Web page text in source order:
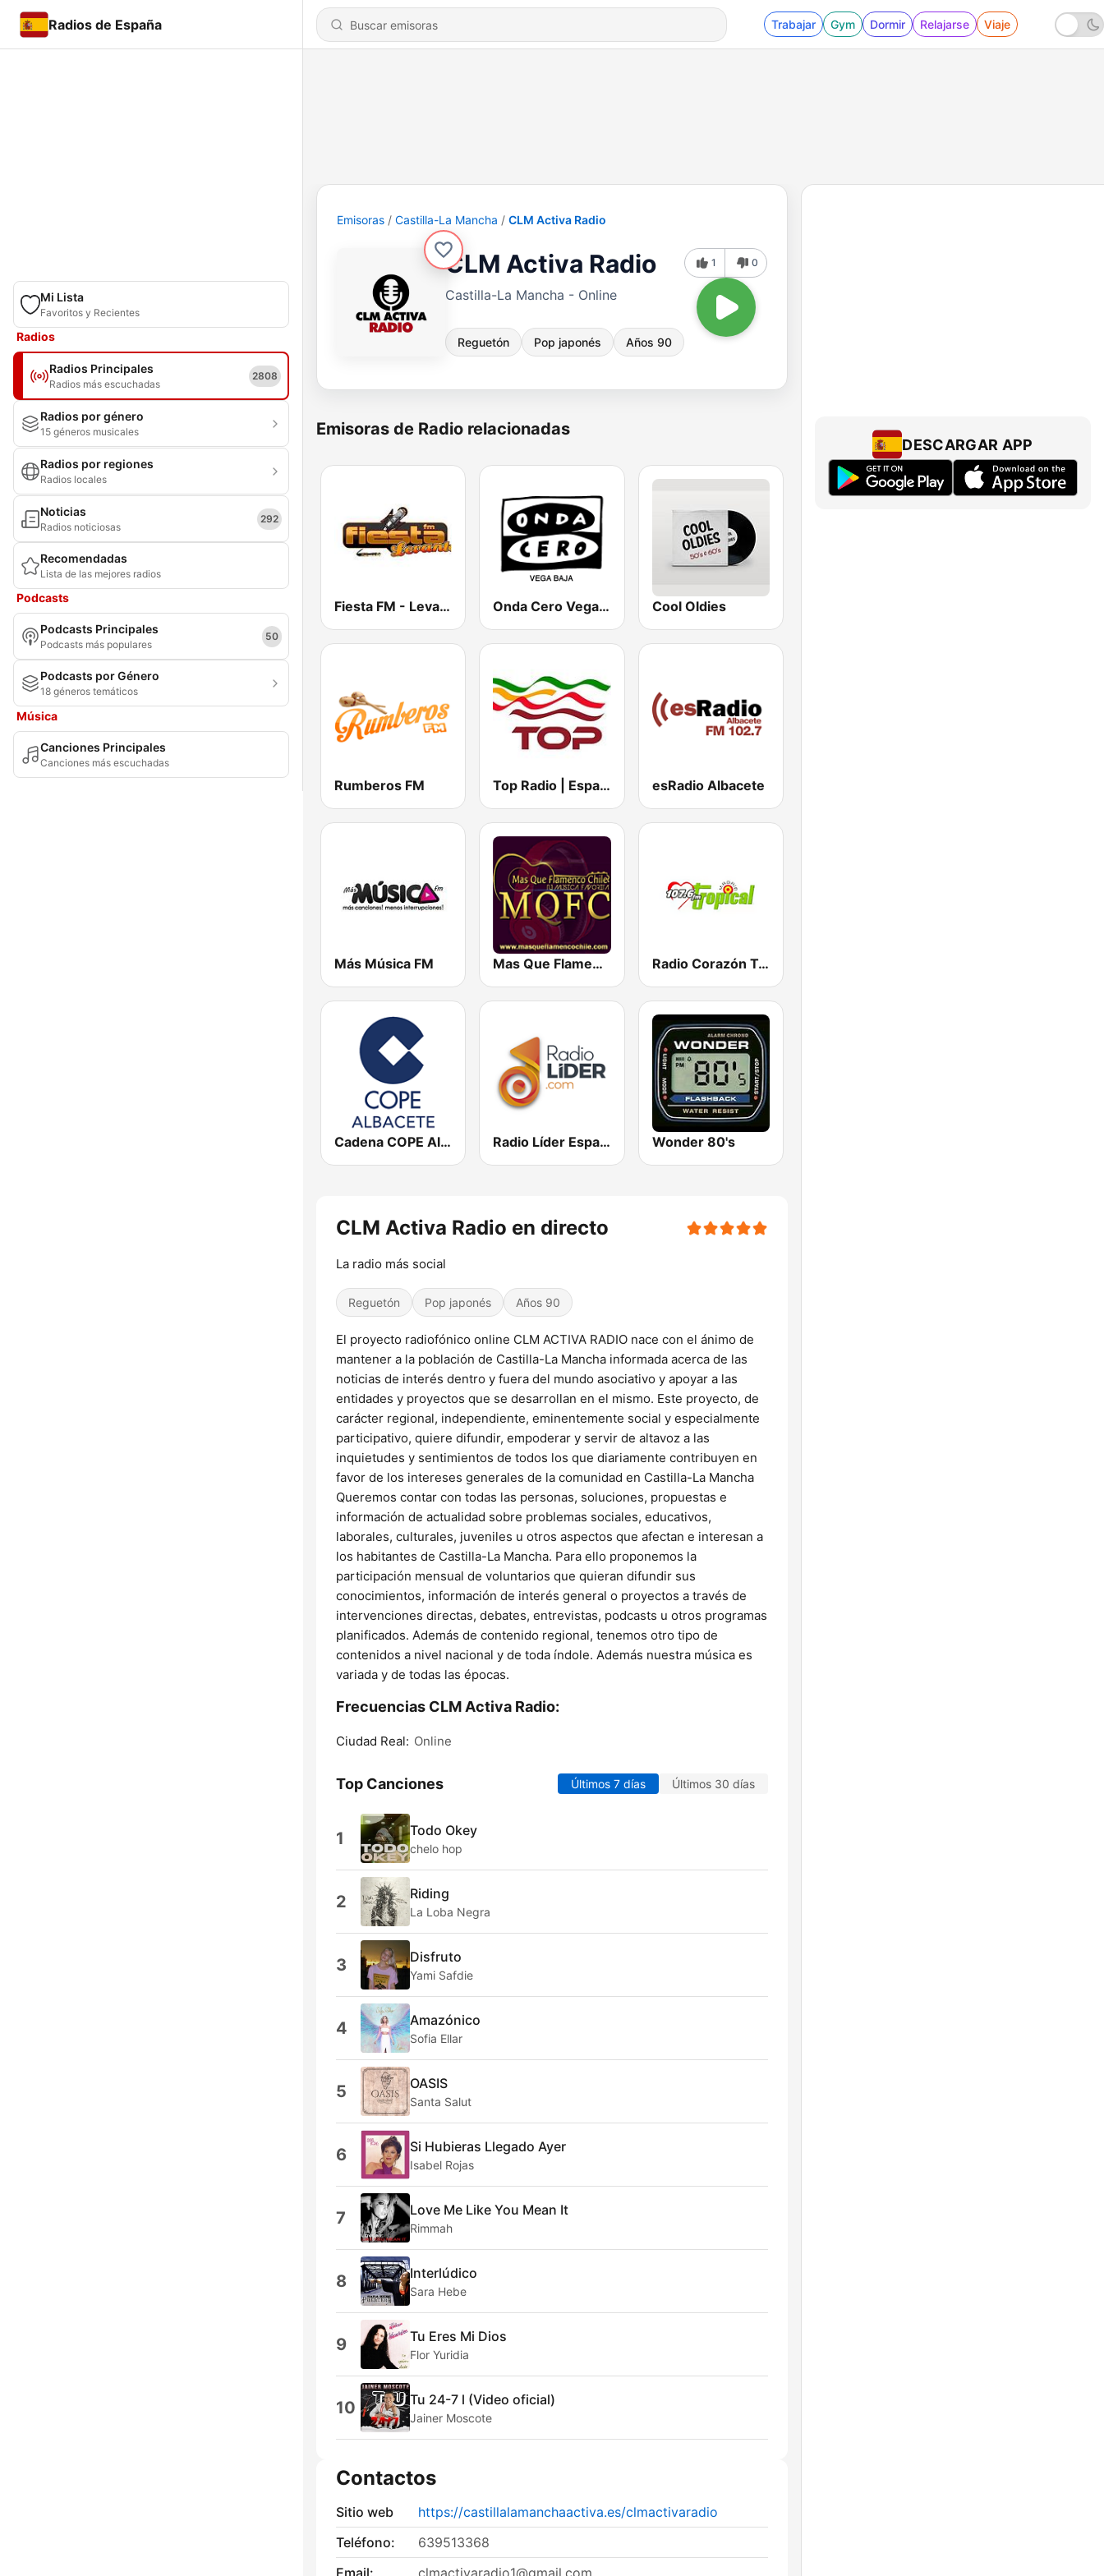
Radios de España Trabajar Gym Dormir Relajarse Viaje
Mi Lista
Favoritos y Recientes
Radios
Radios Principales
Radios más escuchadas
2808
Radios por género
15 géneros musicales
Radios por regiones
Radios locales
Noticias
Radios noticiosas
292
Recomendadas
Lista de las mejores radios
Podcasts
Podcasts Principales
Podcasts más populares
50
Podcasts por Género
18 géneros temáticos
Música
Canciones Principales
Canciones más escuchadas
Emisoras Castilla-La Mancha CLM Activa Radio
CLM Activa Radio
Castilla-La Mancha - Online
Reguetón Pop japonés Años 90
1 0
Emisoras de Radio relacionadas
Fiesta FM - Levante Onda Cero Vega Baja Cool Oldies
Rumberos FM Top Radio | España esRadio Albacete
Más Música FM Mas Que Flamenco Radio Corazón Tropical
Cadena COPE Albacete Radio Líder España Wonder 80's
CLM Activa Radio en directo
La radio más social
Reguetón Pop japonés Años 90
El proyecto radiofónico online CLM ACTIVA RADIO nace con el ánimo de
mantener a la población de Castilla-La Mancha informada acerca de las
noticias de interés dentro y fuera del mundo asociativo y apoyar a las
entidades y proyectos que se desarrollan en el mismo. Este proyecto, de
carácter regional, independiente, eminentemente social y especialmente
participativo, quiere difundir, empoderar y servir de altavoz a las
inquietudes y sentimientos de todos los que diariamente contribuyen en
favor de los intereses generales de la comunidad en Castilla-La Mancha
Queremos contar con todas las personas, soluciones, propuestas e
información de actualidad sobre problemas sociales, educativos,
laborales, culturales, juveniles u otros aspectos que afectan e interesan a
los habitantes de Castilla-La Mancha. Para ello proponemos la
participación mensual de voluntarios que quieran difundir sus
conocimientos, información de interés general o proyectos a través de
intervenciones directas, debates, entrevistas, podcasts u otros programas
planificados. Además de contenido regional, tenemos otro tipo de
contenidos a nivel nacional y de toda índole. Además nuestra música es
variada y de todas las épocas.
Frecuencias CLM Activa Radio:
Ciudad Real: Online
Top Canciones Últimos 7 días Últimos 30 días
1 Todo Okey
chelo hop
2 Riding
La Loba Negra
3 Disfruto
Yami Safdie
4 Amazónico
Sofia Ellar
5 OASIS
Santa Salut
6 Si Hubieras Llegado Ayer
Isabel Rojas
7 Love Me Like You Mean It
Rimmah
8 Interlúdico
Sara Hebe
9 Tu Eres Mi Dios
Flor Yuridia
10 Tu 24-7 l (Video oficial)
Jainer Moscote
Contactos
Sitio web
https://castillalamanchaactiva.es/clmactivaradio
Teléfono:
639513368
DESCARGAR APP